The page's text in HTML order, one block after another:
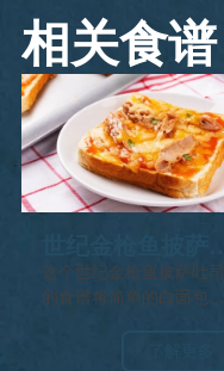
相关食谱
司
这个世纪金枪鱼披萨吐司
的食谱将简单的白面包片